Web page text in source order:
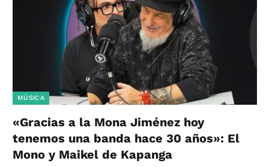
MÚSICA
«Gracias a la Mona Jiménez hoy
tenemos una banda hace 30 años»: El
Mono y Maikel de Kapanga